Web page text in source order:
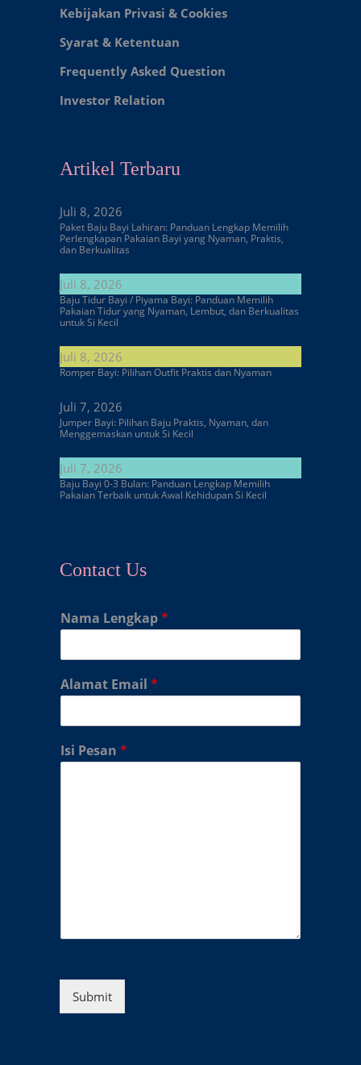
Kebijakan Privasi & Cookies
Syarat & Ketentuan
Frequently Asked Question
Investor Relation
Artikel Terbaru
Juli 8, 2026
Paket Baju Bayi Lahiran: Panduan Lengkap Memilih
Perlengkapan Pakaian Bayi yang Nyaman, Praktis,
dan Berkualitas
Juli 8, 2026
Baju Tidur Bayi / Piyama Bayi: Panduan Memilih
Pakaian Tidur yang Nyaman, Lembut, dan Berkualitas
untuk Si Kecil
Juli 8, 2026
Romper Bayi: Pilihan Outfit Praktis dan Nyaman
Juli 7, 2026
Jumper Bayi: Pilihan Baju Praktis, Nyaman, dan
Menggemaskan untuk Si Kecil
Juli 7, 2026
Baju Bayi 0-3 Bulan: Panduan Lengkap Memilih
Pakaian Terbaik untuk Awal Kehidupan Si Kecil
Contact Us
Nama Lengkap*
Alamat Email *
Isi Pesan *
Submit